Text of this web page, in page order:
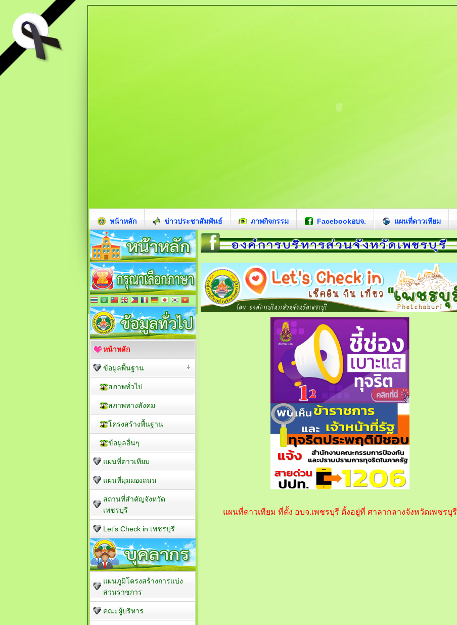
หน้าหลัก ข่าวประชาสัมพันธ์ ภาพกิจกรรม Facebookอบจ. แผนที่ดาวเทียม
แผนที่ดาวเทียม ที่ตั้ง อบจ.เพชรบุรี ตั้งอยู่ที่ ศาลากลางจังหวัดเพชรบุรี
หน้าหลัก
ข้อมูลพื้นฐาน
สภาพทั่วไป
สภาพทางสังคม
โครงสร้างพื้นฐาน
ข้อมูลอื่นๆ
แผนที่ดาวเทียม
แผนที่มุมมองถนน
สถานที่สำคัญจังหวัด
เพชรบุรี
Let’s Check in เพชรบุรี
แผนภูมิโครงสร้างการแบ่ง
ส่วนราชการ
คณะผู้บริหาร